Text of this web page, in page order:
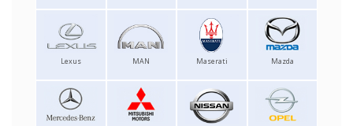
Lexus MAN Maserati Mazda